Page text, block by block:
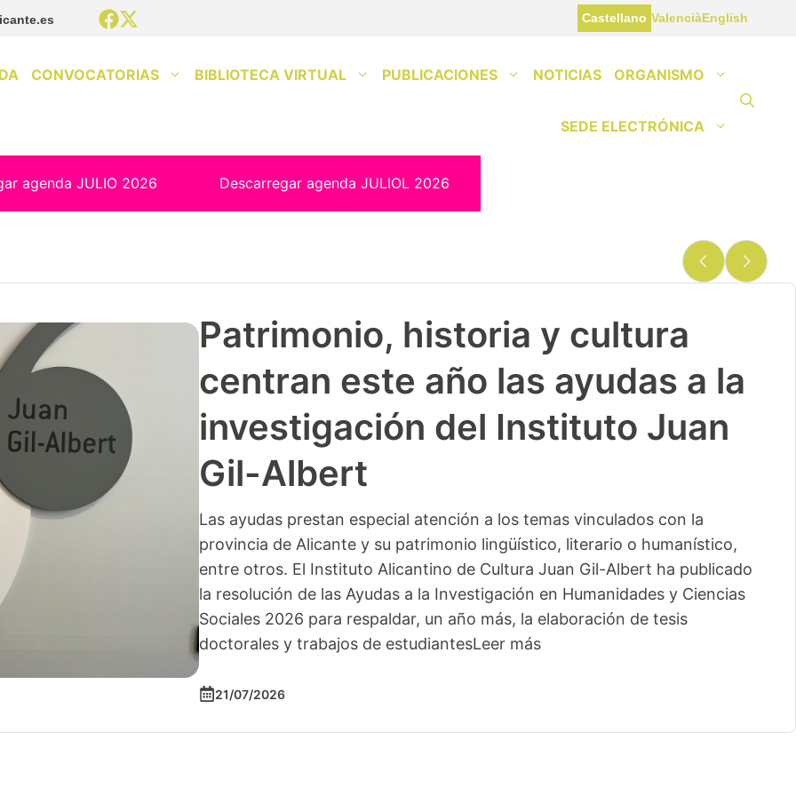
Castellano ValenciàEnglish
CONVOCATORIAS BIBLIOTECA VIRTUAL PUBLICACIONES NOTICIAS ORGANISMO
SEDE ELECTRÓNICA
agenda JULIO 2026 Descarregar agenda JULIOL 2026
Patrimonio, historia y cultura
centran este año las ayudas a la
investigación del Instituto Juan
Gil-Albert
Las ayudas prestan especial atención a los temas vinculados con la
provincia de Alicante y su patrimonio lingüístico, literario o humanístico,
entre otros. El Instituto Alicantino de Cultura Juan Gil-Albert ha publicado
la resolución de las Ayudas a la Investigación en Humanidades y Ciencias
Sociales 2026 para respaldar, un año más, la elaboración de tesis
doctorales y trabajos de estudiantesLeer más
21/07/2026